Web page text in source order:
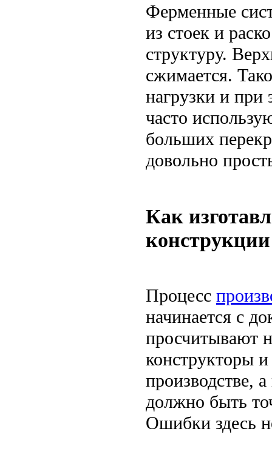
Ферменные
из стоек и
структуру.
сжимается.
нагрузки и
часто
больших
довольно
Как
Процесс
начинается с
просчитывают
конструкторы
производстве,
должно быть
Ошибки здесь